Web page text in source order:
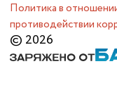
Политика в
противодействии
© 2026